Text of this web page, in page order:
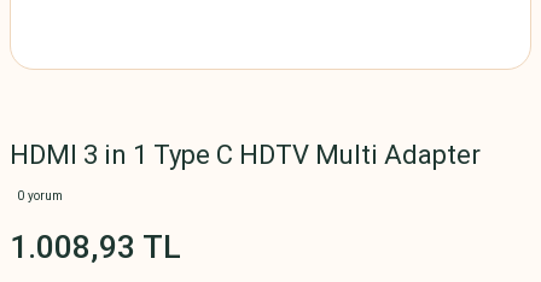
HDMI 3 in 1 Type C HDTV Multi Adapter
0 yorum
1.008,93 TL